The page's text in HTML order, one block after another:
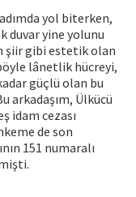
yol biterken,
duvar yine yolunu
şiir gibi estetik olan
lânetlik hücreyi,
güçlü olan bu
arkadaşım, Ülkücü
idam cezası
de son
151 numaralı